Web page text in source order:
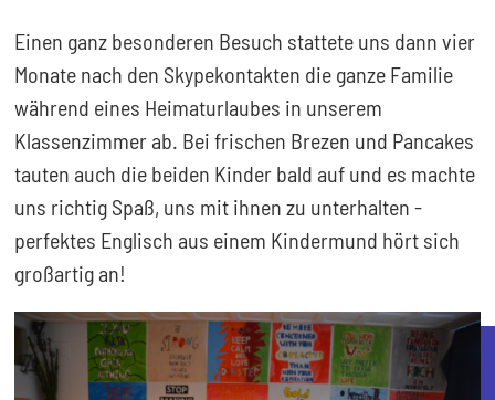
Einen ganz besonderen Besuch stattete uns dann vier
Monate nach den Skypekontakten die ganze Familie
während eines Heimaturlaubes in unserem
Klassenzimmer ab. Bei frischen Brezen und Pancakes
tauten auch die beiden Kinder bald auf und es machte
uns richtig Spaß, uns mit ihnen zu unterhalten -
perfektes Englisch aus einem Kindermund hört sich
großartig an!